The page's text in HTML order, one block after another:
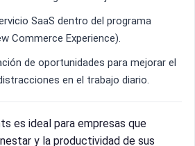
SaaS dentro del programa
Commerce Experience).
de oportunidades para mejorar el
en el trabajo diario.
es ideal para empresas que
y la productividad de sus